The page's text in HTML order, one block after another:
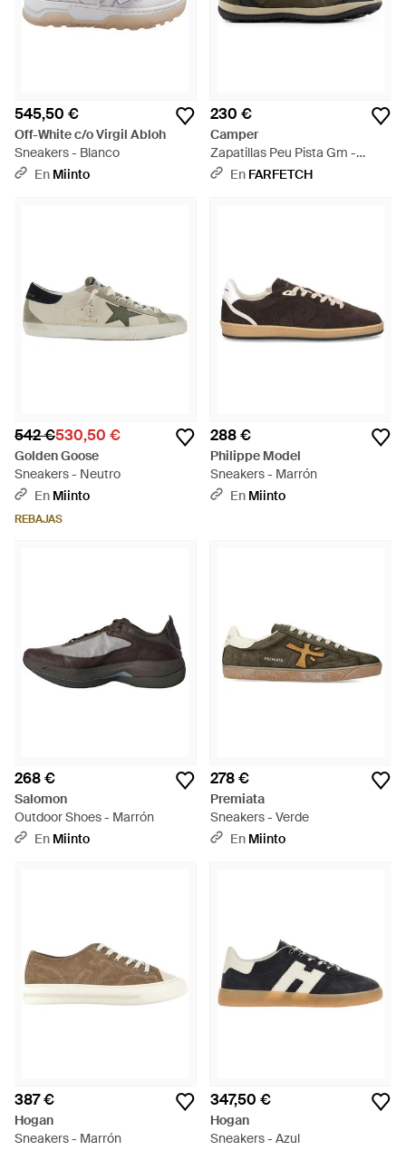
545,50 €
Off-White c/o Virgil Abloh
Sneakers - Blanco
En Miinto
230 €
Camper
Zapatillas Peu Pista Gm -
Verde
En FARFETCH
542 €530,50 €
Golden Goose
Sneakers - Neutro
En Miinto
REBAJAS
288 €
Philippe Model
Sneakers - Marrón
En Miinto
268 €
Salomon
Outdoor Shoes - Marrón
En Miinto
278 €
Premiata
Sneakers - Verde
En Miinto
387 €
Hogan
Sneakers - Marrón
347,50 €
Hogan
Sneakers - Azul